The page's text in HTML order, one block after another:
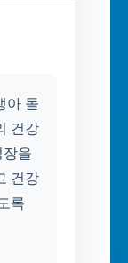
아 돌
건강
장을
건강
록